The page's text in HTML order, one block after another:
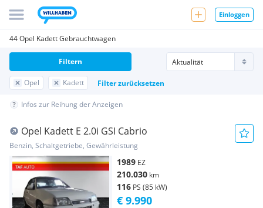
Einloggen
44 Opel Kadett Gebrauchtwagen
Opel Kadett Filter zurücksetzen
Filtern
Infos zur Reihung der Anzeigen
Opel Kadett E 2.0i GSI Cabrio
Benzin, Schaltgetriebe, Gewährleistung
1989 EZ
210.030 km
116 PS (85 kW)
€ 9.990